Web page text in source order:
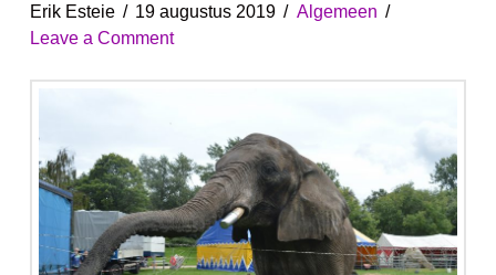
Erik Esteie 19 augustus 2019
Algemeen
Leave a Comment